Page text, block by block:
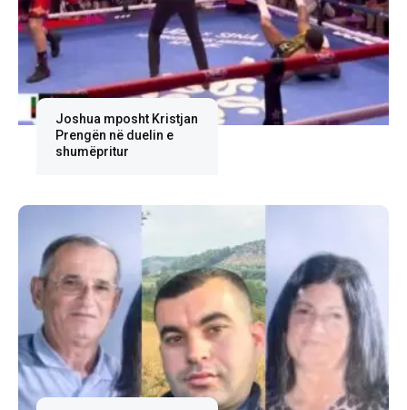
Joshua mposht Kristjan
Prengën në duelin e
shumëpritur